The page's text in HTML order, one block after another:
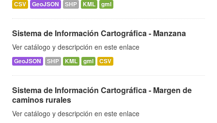
CSV GeoJSON SHP KML gml
Sistema de Información Cartográfica - Manzana
Ver catálogo y descripción en este enlace
GeoJSON SHP KML gml CSV
Sistema de Información Cartográfica - Margen de
caminos rurales
Ver catálogo y descripción en este enlace